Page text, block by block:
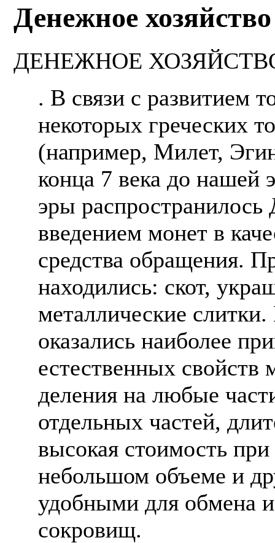
Денежное хозяйство
ДЕНЕЖНОЕ
. В связи с развитием
некоторых греческих
(например, Милет,
конца 7 века до нашей
эры распространилось
введением монет в
средства обращения.
находились: скот,
металлические
оказались наиболее
естественных свойств
деления на любые
отдельных частей,
высокая стоимость
небольшом объеме и
удобными для обмена
сокровищ.